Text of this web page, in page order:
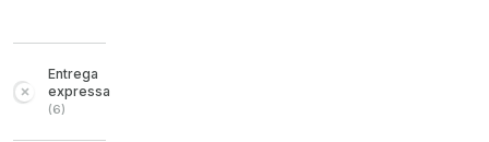
Entrega
expressa
(6)